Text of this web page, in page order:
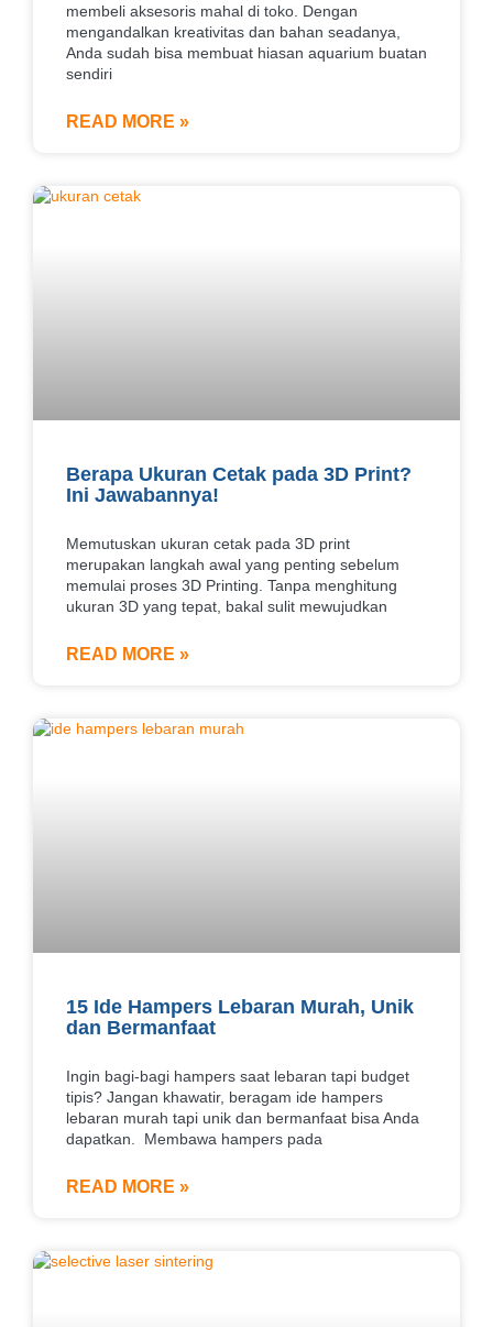
membeli aksesoris mahal di toko. Dengan
mengandalkan kreativitas dan bahan seadanya,
Anda sudah bisa membuat hiasan aquarium buatan
sendiri
READ MORE »
Berapa Ukuran Cetak pada 3D Print?
Ini Jawabannya!
Memutuskan ukuran cetak pada 3D print
merupakan langkah awal yang penting sebelum
memulai proses 3D Printing. Tanpa menghitung
ukuran 3D yang tepat, bakal sulit mewujudkan
READ MORE »
15 Ide Hampers Lebaran Murah, Unik
dan Bermanfaat
Ingin bagi-bagi hampers saat lebaran tapi budget
tipis? Jangan khawatir, beragam ide hampers
lebaran murah tapi unik dan bermanfaat bisa Anda
dapatkan. Membawa hampers pada
READ MORE »